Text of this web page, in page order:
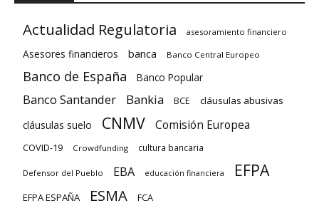
Actualidad Regulatoria asesoramiento financiero
Asesores financieros banca Banco Central Europeo
Banco de España Banco Popular
Banco Santander Bankia BCE cláusulas abusivas
cláusulas suelo CNMV Comisión Europea
COVID-19 Crowdfunding cultura bancaria
Defensor del Pueblo EBA educación financiera EFPA
EFPA ESPAÑA ESMA FCA